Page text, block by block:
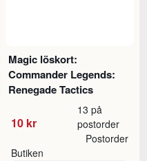
Magic löskort:
Commander Legends:
Renegade Tactics
10 kr
13 på
postorder
Butiken
Postorder